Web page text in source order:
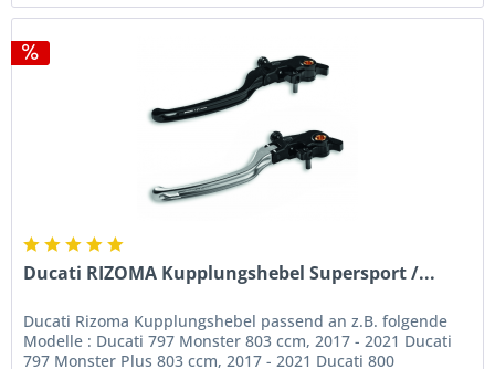
Ducati RIZOMA Kupplungshebel Supersport /...
Ducati Rizoma Kupplungshebel passend an z.B. folgende
Modelle : Ducati 797 Monster 803 ccm, 2017 - 2021 Ducati
797 Monster Plus 803 ccm, 2017 - 2021 Ducati 800